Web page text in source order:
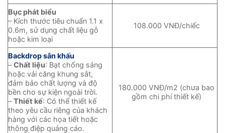
Bục phát biểu
– Kích thước tiêu chuẩn 1.1 x
0.6m, sử dụng chất liệu gỗ
hoặc kim loại
108.000 VNĐ/chiếc
Backdrop sân khấu
–Chất liệu: Bạt chống sáng
hoặc vải căng khung sắt,
đảm bảo chất lượng và độ
bền cho sự kiện ngoài trời.
–Thiết kế: Có thể thiết kế
theo yêu cầu riêng của khách
hàng với các họa tiết hoặc
thông điệp quảng cáo.
180.000 VNĐ/m2 (chưa bao
gồm chi phí thiết kế)